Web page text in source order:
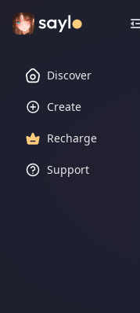
Discover
Create
Recharge
Support